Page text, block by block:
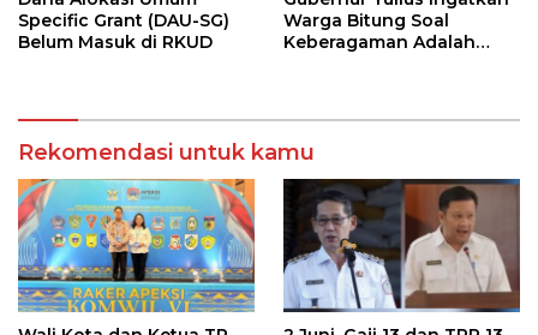
Specific Grant (DAU-SG)
Belum Masuk di RKUD
Warga Bitung Soal
Keberagaman Adalah
Rekomendasi untuk kamu